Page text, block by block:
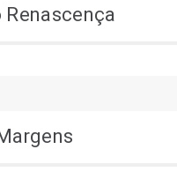
Renascença